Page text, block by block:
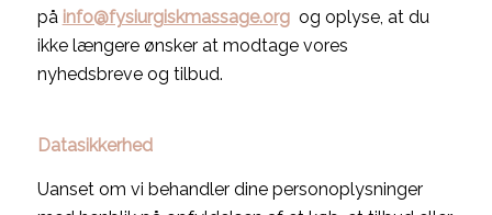
på info@fysiurgiskmassage.orgog oplyse, at du
ikke længere ønsker at modtage vores
nyhedsbreve og tilbud.
Datasikkerhed
Uanset om vi behandler dine personoplysninger